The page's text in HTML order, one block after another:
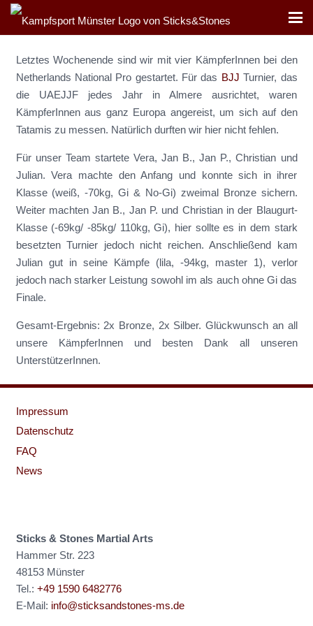
Letztes Wochenende sind wir mit vier KämpferInnen bei den
Netherlands National Pro gestartet. Für das BJJ Turnier, das
die UAEJJF jedes Jahr in Almere ausrichtet, waren
KämpferInnen aus ganz Europa angereist, um sich auf den
Tatamis zu messen. Natürlich durften wir hier nicht fehlen.
Für unser Team startete Vera, Jan B., Jan P., Christian und
Julian. Vera machte den Anfang und konnte sich in ihrer
Klasse (weiß, -70kg, Gi & No-Gi) zweimal Bronze sichern.
Weiter machten Jan B., Jan P. und Christian in der Blaugurt-
Klasse (-69kg/ -85kg/ 110kg, Gi), hier sollte es in dem stark
besetzten Turnier jedoch nicht reichen. Anschließend kam
Julian gut in seine Kämpfe (lila, -94kg, master 1), verlor
jedoch nach starker Leistung sowohl im als auch ohne Gi das
Finale.
Gesamt-Ergebnis: 2x Bronze, 2x Silber. Glückwunsch an all
unsere KämpferInnen und besten Dank all unseren
UnterstützerInnen.
Impressum
Datenschutz
FAQ
News
Sticks & Stones Martial Arts
Hammer Str. 223
48153 Münster
Tel.: +49 1590 6482776
E-Mail: info@sticksandstones-ms.de